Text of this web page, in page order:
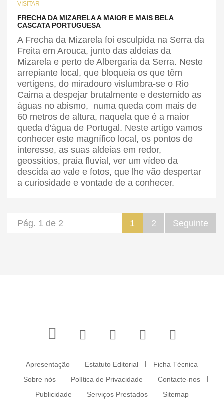
VISITAR
FRECHA DA MIZARELA A MAIOR E MAIS BELA
CASCATA PORTUGUESA
A Frecha da Mizarela foi esculpida na Serra da
Freita em Arouca, junto das aldeias da
Mizarela e perto de Albergaria da Serra. Neste
arrepiante local, que bloqueia os que têm
vertigens, do miradouro vislumbra-se o Rio
Caima a despejar brutalmente e destemido as
águas no abismo, numa queda com mais de
60 metros de altura, naquela que é a maior
queda d'água de Portugal. Neste artigo vamos
conhecer este magnífico local, os pontos de
interesse, as suas aldeias em redor,
geossítios, praia fluvial, ver um vídeo da
descida ao vale e fotos, que lhe vão despertar
a curiosidade e vontade de a conhecer.
1 2 Seguinte
Pág. 1 de 2
Apresentação Estatuto Editorial
Ficha Técnica
Sobre nós
Política de Privacidade
Contacte-nos
Publicidade
Serviços Prestados Sitemap